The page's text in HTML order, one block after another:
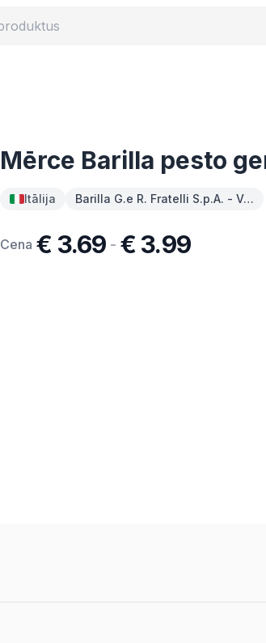
Mērce Barilla pesto
Itālija Barilla G.e R. Fratelli S.p.A. - V…
Cena € 3.69 - € 3.99